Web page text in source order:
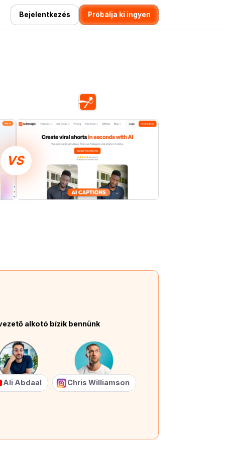
Bejelentkezés Próbálja ki ingyen
VS
alkotó bízik bennünk
Ali Abdaal Chris Williamson